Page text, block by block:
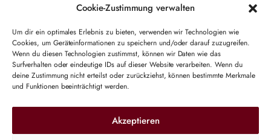
Cookie-Zustimmung verwalten
Um dir ein optimales Erlebnis zu bieten, verwenden wir Technologien wie
Cookies, um Geräteinformationen zu speichern und/oder darauf zuzugreifen.
Wenn du diesen Technologien zustimmst, können wir Daten wie das
Surfverhalten oder eindeutige IDs auf dieser Website verarbeiten. Wenn du
deine Zustimmung nicht erteilst oder zurückziehst, können bestimmte Merkmale
und Funktionen beeinträchtigt werden.
Akzeptieren
Hiermit akzeptiere ich die Datenschutzbestimmungen